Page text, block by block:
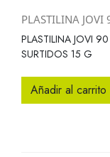
PLASTILINA JOVI
PLASTILINA JOVI
SURTIDOS 15 G
Añadir al carrito